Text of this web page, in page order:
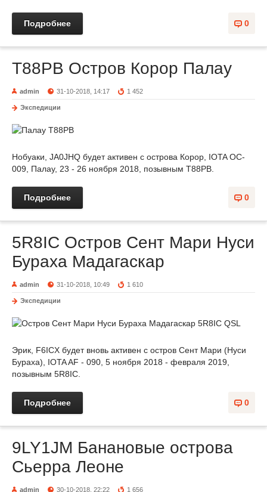
0
Подробнее
T88PB Остров Корор Палау
admin 31-10-2018, 14:17 1 452
Экспедиции
Нобуаки, JA0JHQ будет активен с острова Корор, IOTA OC-
009, Палау, 23 - 26 ноября 2018, позывным T88PB.
0
Подробнее
5R8IC Остров Сент Мари Нуси
Бураха Мадагаскар
admin 31-10-2018, 10:49 1 610
Экспедиции
Эрик, F6ICX будет вновь активен с остров Сент Мари (Нуси
Бураха), IOTA AF - 090, 5 ноября 2018 - февраля 2019,
позывным 5R8IC.
0
Подробнее
9LY1JM Банановые острова
Сьерра Леоне
admin 30-10-2018, 22:22 1 656